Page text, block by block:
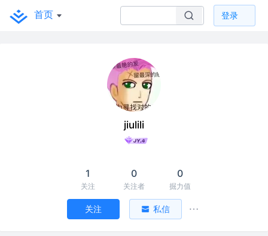
首页 登录
jiulili
1
关注
0
关注者
0
掘力值
关注 私信